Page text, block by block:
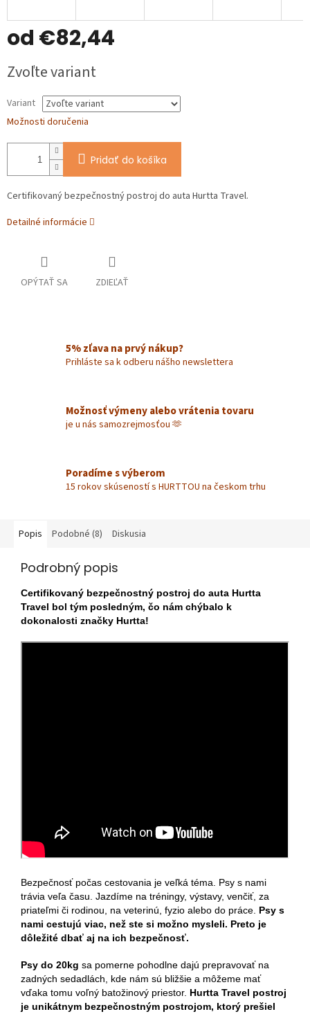
od €82,44
cena:
Zvoľte variant
Variant
Možnosti doručenia
Pridať do košíka
Certifikovaný bezpečnostný postroj do auta Hurtta Travel.
Detailné informácie
OPÝTAŤ SA ZDIEĽAŤ
5% zľava na prvý nákup?
Prihláste sa k odberu nášho newslettera
Možnosť výmeny alebo vrátenia tovaru
je u nás samozrejmosťou 🫶
Poradíme s výberom
15 rokov skúseností s HURTTOU na českom trhu
Popis Podobné (8) Diskusia
Podrobný popis
Certifikovaný bezpečnostný postroj do auta Hurtta
Travel bol tým posledným, čo nám chýbalo k
dokonalosti značky Hurtta!
Bezpečnosť počas cestovania je veľká téma.
Psy s nami
trávia veľa času. Jazdíme na tréningy, výstavy, venčiť, za
priateľmi či rodinou, na veterinú, fyzio alebo do práce. Psy s
nami cestujú viac, než ste si možno mysleli. Preto je
dôležité dbať aj na ich bezpečnosť.
Psy do 20kg sa pomerne pohodlne dajú prepravovať na
zadných sedadlách, kde nám sú bližšie a môžeme mať
vďaka tomu voľný batožinový priestor. Hurtta Travel postroj
je unikátnym bezpečnostným postrojom, ktorý prešiel